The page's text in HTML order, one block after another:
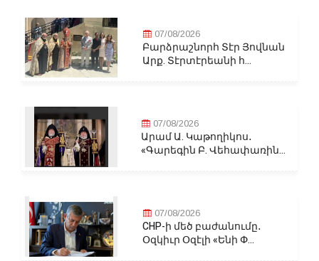
07/08/2026
Բարձրաշնորհ Տէր Յովնան
Արք. Տէրտէրեանի հ...
07/08/2026
Արամ Ա. Կաթողիկոս․
«Գարեգին Բ. Վեհափառին...
07/08/2026
CHP-ի մեծ բաժանումը․
Օզկիւր Օզէլի «Ենի Փ...